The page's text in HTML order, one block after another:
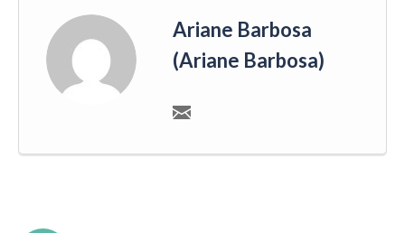
Ariane Barbosa
(Ariane Barbosa)